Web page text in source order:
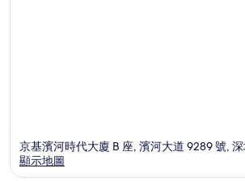
京基濱河時代大廈 B 座, 濱河大道 9289 號,
顯示地圖